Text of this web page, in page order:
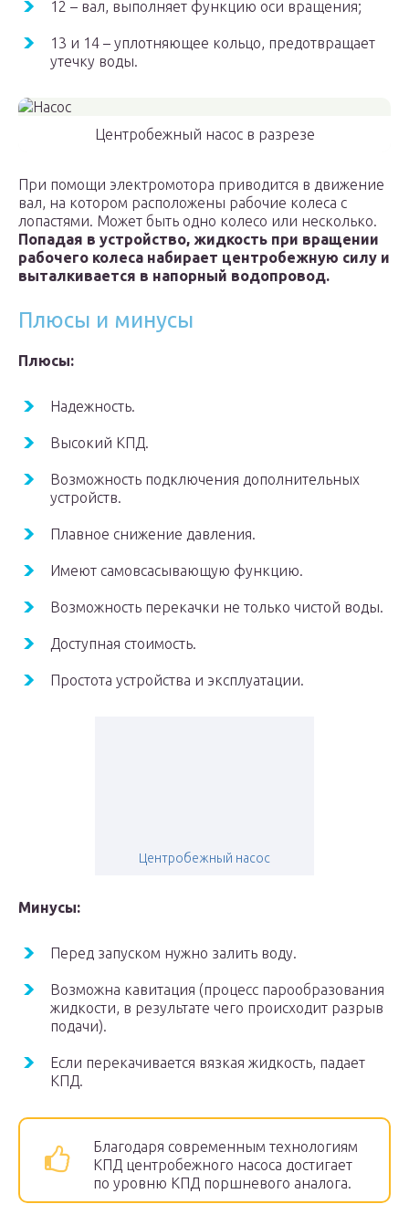
12 – вал, выполняет функцию оси вращения;
13 и 14 – уплотняющее кольцо, предотвращает
утечку воды.
Центробежный насос в разрезе
При помощи электромотора приводится в движение
вал, на котором расположены рабочие колеса с
лопастями. Может быть одно колесо или несколько.
Попадая в устройство, жидкость при вращении
рабочего колеса набирает центробежную силу и
выталкивается в напорный водопровод.
Плюсы и минусы
Плюсы:
Надежность.
Высокий КПД.
Возможность подключения дополнительных
устройств.
Плавное снижение давления.
Имеют самовсасывающую функцию.
Возможность перекачки не только чистой воды.
Доступная стоимость.
Простота устройства и эксплуатации.
Центробежный насос
Минусы:
Перед запуском нужно залить воду.
Возможна кавитация (процесс парообразования
жидкости, в результате чего происходит разрыв
подачи).
Если перекачивается вязкая жидкость, падает
КПД.
Благодаря современным технологиям
КПД центробежного насоса достигает
по уровню КПД поршневого аналога.